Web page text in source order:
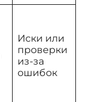
Иски или
проверки
из-за
ошибок